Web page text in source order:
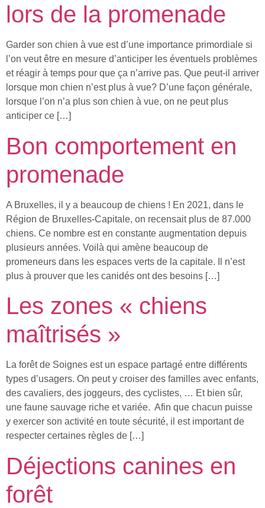
lors de la promenade
Garder son chien à vue est d’une importance primordiale si
l’on veut être en mesure d’anticiper les éventuels problèmes
et réagir à temps pour que ça n’arrive pas. Que peut-il arriver
lorsque mon chien n’est plus à vue? D’une façon générale,
lorsque l’on n’a plus son chien à vue, on ne peut plus
anticiper ce […]
Bon comportement en
promenade
A Bruxelles, il y a beaucoup de chiens ! En 2021, dans le
Région de Bruxelles-Capitale, on recensait plus de 87.000
chiens. Ce nombre est en constante augmentation depuis
plusieurs années. Voilà qui amène beaucoup de
promeneurs dans les espaces verts de la capitale. Il n’est
plus à prouver que les canidés ont des besoins […]
Les zones « chiens
maîtrisés »
La forêt de Soignes est un espace partagé entre différents
types d’usagers. On peut y croiser des familles avec enfants,
des cavaliers, des joggeurs, des cyclistes, … Et bien sûr,
une faune sauvage riche et variée. Afin que chacun puisse
y exercer son activité en toute sécurité, il est important de
respecter certaines règles de […]
Déjections canines en
forêt